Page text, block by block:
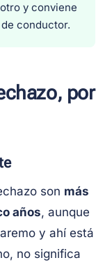
y conviene
conductor.
por
son más
años, aunque
y ahí está
no significa